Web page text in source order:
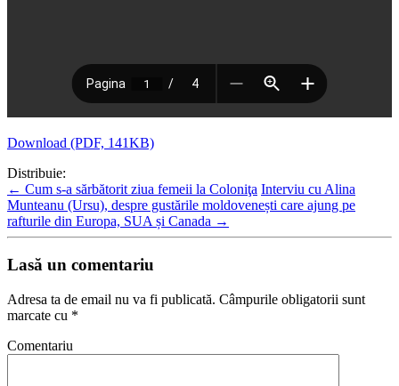
Download (PDF, 141KB)
Distribuie:
← Cum s-a sărbătorit ziua femeii la Coloniţa Interviu cu Alina
Munteanu (Ursu), despre gustările moldovenești care ajung pe
rafturile din Europa, SUA și Canada →
Lasă un comentariu
Adresa ta de email nu va fi publicată. Câmpurile obligatorii sunt
marcate cu *
Comentariu